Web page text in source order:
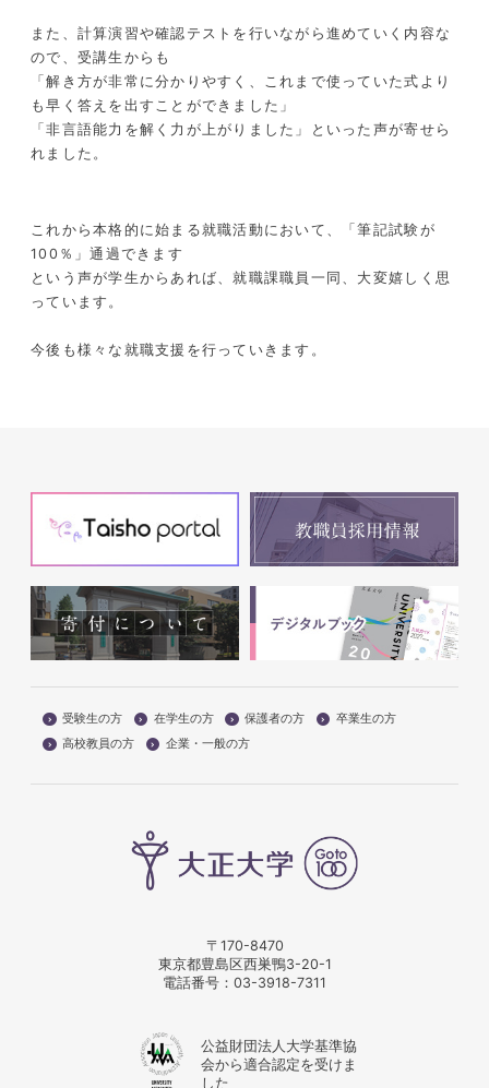
また、計算演習や確認テストを行いながら進めていく内容な
ので、受講生からも
「解き方が非常に分かりやすく、これまで使っていた式より
も早く答えを出すことができました」
「非言語能力を解く力が上がりました」といった声が寄せら
れました。
これから本格的に始まる就職活動において、「筆記試験が
100％」通過できます
という声が学生からあれば、就職課職員一同、大変嬉しく思
っています。
今後も様々な就職支援を行っていきます。
受験生の方 在学生の方 保護者の方
卒業生の方
高校教員の方
企業・一般の方
〒170-8470
東京都豊島区西巣鴨3-20-1
電話番号： 03-3918-7311
公益財団法人大学基準協
会から適合認定を受けま
した